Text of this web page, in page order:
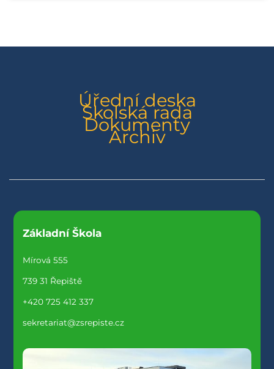
Úřední deska
Školská rada
Dokumenty
Archiv
Základní Škola
Mírová 555
739 31 Řepiště
+420 725 412 337
sekretariat@zsrepiste.cz